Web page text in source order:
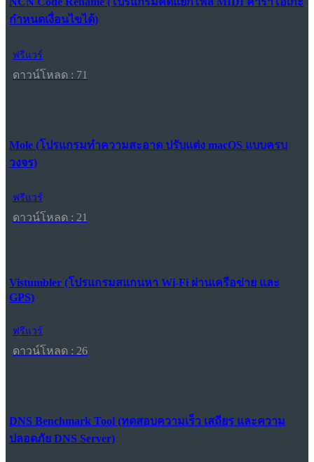
กำหนดเงื่อนไขได้)
ฟรีแวร์
ดาวน์โหลด : 71
Mole (โปรแกรมทำความสะอาด ปรับแต่ง macOS แบบครบ
วงจร)
ฟรีแวร์
ดาวน์โหลด : 21
Vistumbler (โปรแกรมสแกนหา Wi-Fi ผ่านเครือข่าย และ
GPS)
ฟรีแวร์
ดาวน์โหลด : 26
DNS Benchmark Tool (ทดสอบความเร็ว เสถียร และความ
ปลอดภัย DNS Server)